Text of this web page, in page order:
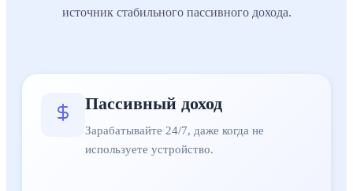
источник стабильного пассивного дохода.
Пассивный доход
Быстрый старт:Настройка занимает всего 5 минут.
Масштабируемость
Полный контроль:Вы управляете прокси и доступом.
Высокий спрос:Нужны в SMM, арбитраже, парсинге и
Пассивный доход
Зарабатывайте 24/7, даже когда не
используете устройство.